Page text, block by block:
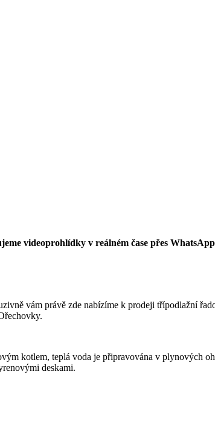
videoprohlídky v reálném čase přes
vám právě zde nabízíme k prodeji třípodlažní
kotlem, teplá voda je připravována v plynových
deskami.